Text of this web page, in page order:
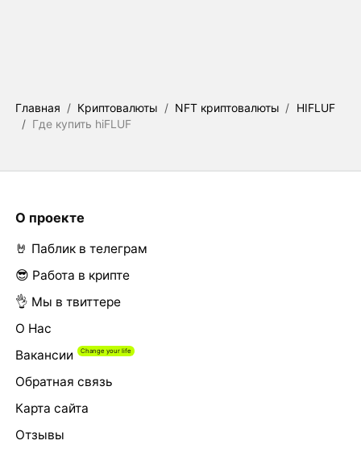
Главная / Криптовалюты / NFT криптовалюты / HIFLUF
/ Где купить hiFLUF
О проекте
🤘 Паблик в телеграм
😎 Работа в крипте
👌 Мы в твиттере
О Нас
Вакансии
Обратная связь
Карта сайта
Отзывы